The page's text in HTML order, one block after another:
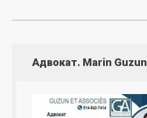
Адвокат. Marin Guzun